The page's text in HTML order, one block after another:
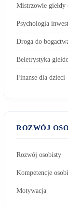
Mistrzowie
Psychologia
Droga do
Beletrystyka
Finanse dla dzieci
ROZWÓJ
Rozwój osobisty
Kompetencje
Motywacja